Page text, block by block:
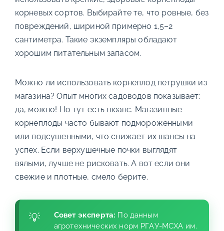
корневых сортов. Выбирайте те, что ровные, без
повреждений, шириной примерно 1,5–2
сантиметра. Такие экземпляры обладают
хорошим питательным запасом.
Можно ли использовать корнеплод петрушки из
магазина? Опыт многих садоводов показывает:
да, можно! Но тут есть нюанс. Магазинные
корнеплоды часто бывают подмороженными
или подсушенными, что снижает их шансы на
успех. Если верхушечные почки выглядят
вялыми, лучше не рисковать. А вот если они
свежие и плотные, смело берите.
Совет эксперта: По данным
агротехнических норм РГАУ-МСХА им.